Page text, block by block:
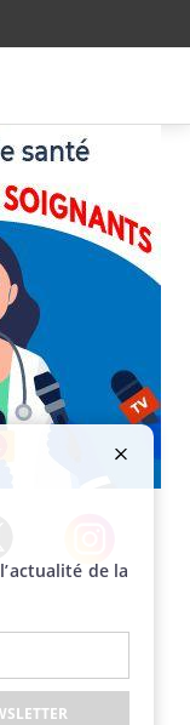
Instagram
de la